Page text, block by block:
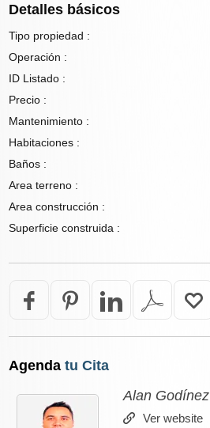
Detalles básicos
Tipo propiedad :
Operación :
ID Listado :
Precio :
Mantenimiento :
Habitaciones :
Baños :
Area terreno :
Area construcción :
Superficie construida :
Agenda tu Cita
Alan Godínez
Ver website